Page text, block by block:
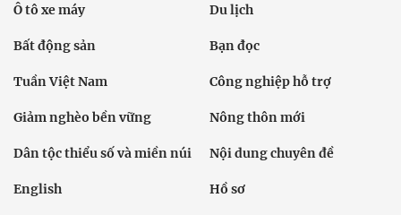
Ô tô xe máy Du lịch
Bất động sản Bạn đọc
Tuần Việt Nam Công nghiệp hỗ trợ
Giảm nghèo bền vững Nông thôn mới
Dân tộc thiểu số và miền núi Nội dung chuyên đề
English Hồ sơ